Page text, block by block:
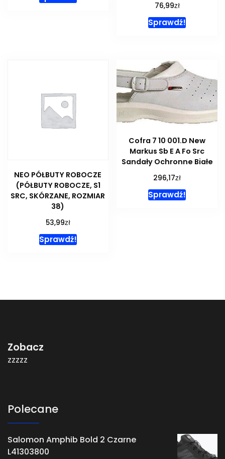
76,99zł
Sprawdź!
NEO PÓŁBUTY ROBOCZE
(PÓŁBUTY ROBOCZE, S1
SRC, SKÓRZANE, ROZMIAR
38)
53,99zł
Sprawdź!
Cofra 7 10 001.D New
Markus Sb E A Fo Src
Sandały Ochronne Białe
296,17zł
Sprawdź!
Zobacz
zzzzz
Polecane
Salomon Amphib Bold 2 Czarne
L41303800